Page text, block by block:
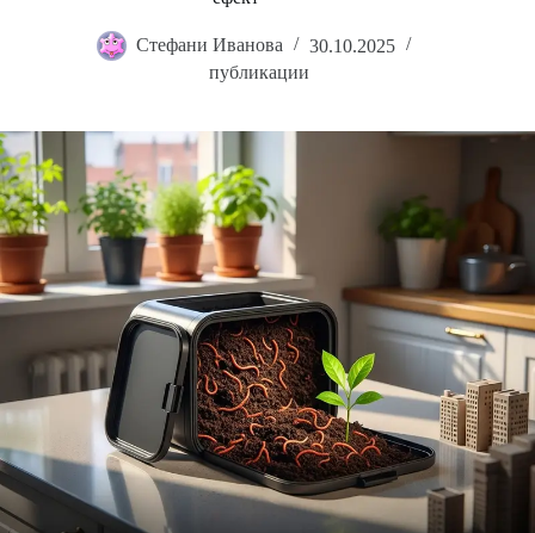
Стефани Иванова
30.10.2025
публикации